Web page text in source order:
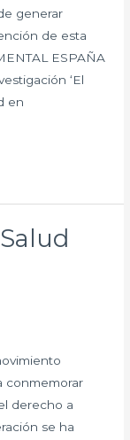
generar
de esta
ESPAÑA
‘El
en
conmemorar
derecho a
se ha